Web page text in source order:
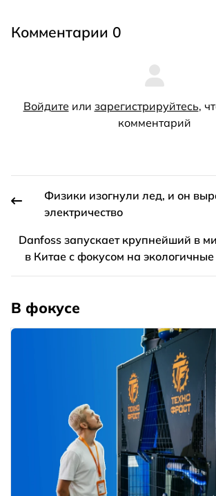
Комментарии 0
Войдите или зарегистрируйтесь,
комментарий
Физики изогнули лед, и он
электричество
Danfoss запускает крупнейший в
в Китае с фокусом на
В фокусе